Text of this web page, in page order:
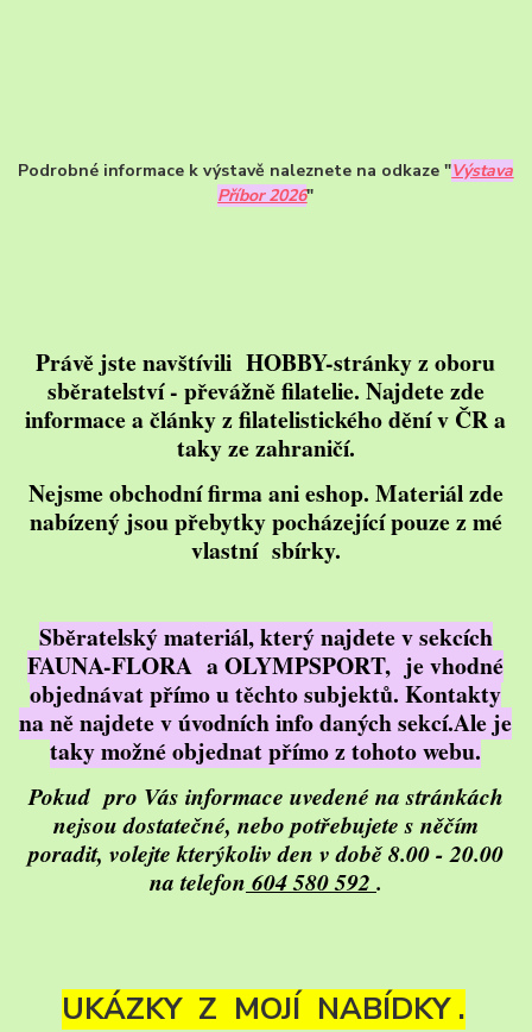
Podrobné informace k výstavě naleznete na odkaze "Výstava
Příbor 2026"
Právě jste navštívili HOBBY-stránky z oboru
sběratelství - převážně filatelie. Najdete zde
informace a články z filatelistického dění v ČR a
taky ze zahraničí.
Nejsme obchodní firma ani eshop. Materiál zde
nabízený jsou přebytky pocházející pouze z mé
vlastní sbírky.
Sběratelský materiál, který najdete v sekcích
FAUNA-FLORA a OLYMPSPORT, je vhodné
objednávat přímo u těchto subjektů. Kontakty
na ně najdete v úvodních info daných sekcí.Ale je
taky možné objednat přímo z tohoto webu.
Pokud pro Vás informace uvedené na stránkách
nejsou dostatečné, nebo potřebujete s něčím
poradit, volejte kterýkoliv den v době 8.00 - 20.00
na telefon 604 580 592 .
UKÁZKY Z MOJÍ NABÍDKY .